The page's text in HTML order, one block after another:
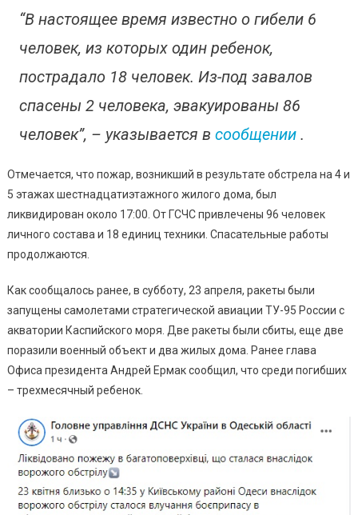
“В настоящее время известно о гибели 6
человек, из которых один ребенок,
пострадало 18 человек. Из-под завалов
спасены 2 человека, эвакуированы 86
человек”, – указывается в сообщении .
Отмечается, что пожар, возникший в результате обстрела на 4 и
5 этажах шестнадцатиэтажного жилого дома, был
ликвидирован около 17:00. От ГСЧС привлечены 96 человек
личного состава и 18 единиц техники. Спасательные работы
продолжаются.
Как сообщалось ранее, в субботу, 23 апреля, ракеты были
запущены самолетами стратегической авиации ТУ-95 России с
акватории Каспийского моря. Две ракеты были сбиты, еще две
поразили военный объект и два жилых дома. Ранее глава
Офиса президента Андрей Ермак сообщил, что среди погибших
– трехмесячный ребенок.